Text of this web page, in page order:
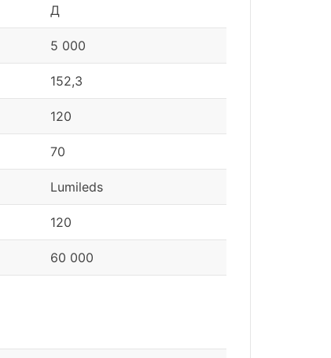
Д
5 000
152,3
120
70
Lumileds
120
60 000